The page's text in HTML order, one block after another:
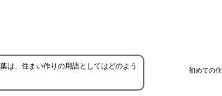
初めての
は、住まい作りの用語としてはどのよう